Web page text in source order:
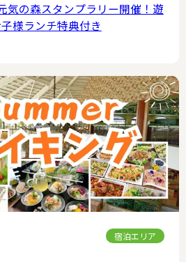
気の森スタンプラリー開催！遊
様ランチ特典付き
宿泊エリア